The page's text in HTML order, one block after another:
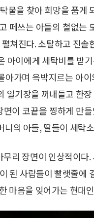
물을 찾아 희망을 품게
떼쓰는 아들의 철없는
쳐진다. 소탈하고 진
아이에게 세탁비를 받
아가며 윽박지르는 아
일기장을 꺼내들고 한
이 코끝을 찡하게 만
의 아들, 딸들이 세탁
리 장면이 인상적이
된 사람들이 빨랫줄에
마음을 잊어가는 현대